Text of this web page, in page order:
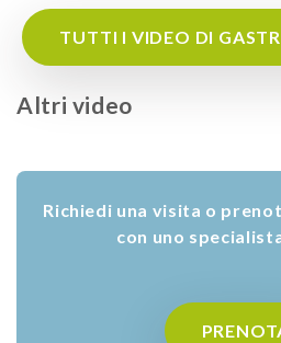
TUTTI I VIDEO DI
Altri video
Richiedi una visita o
con uno